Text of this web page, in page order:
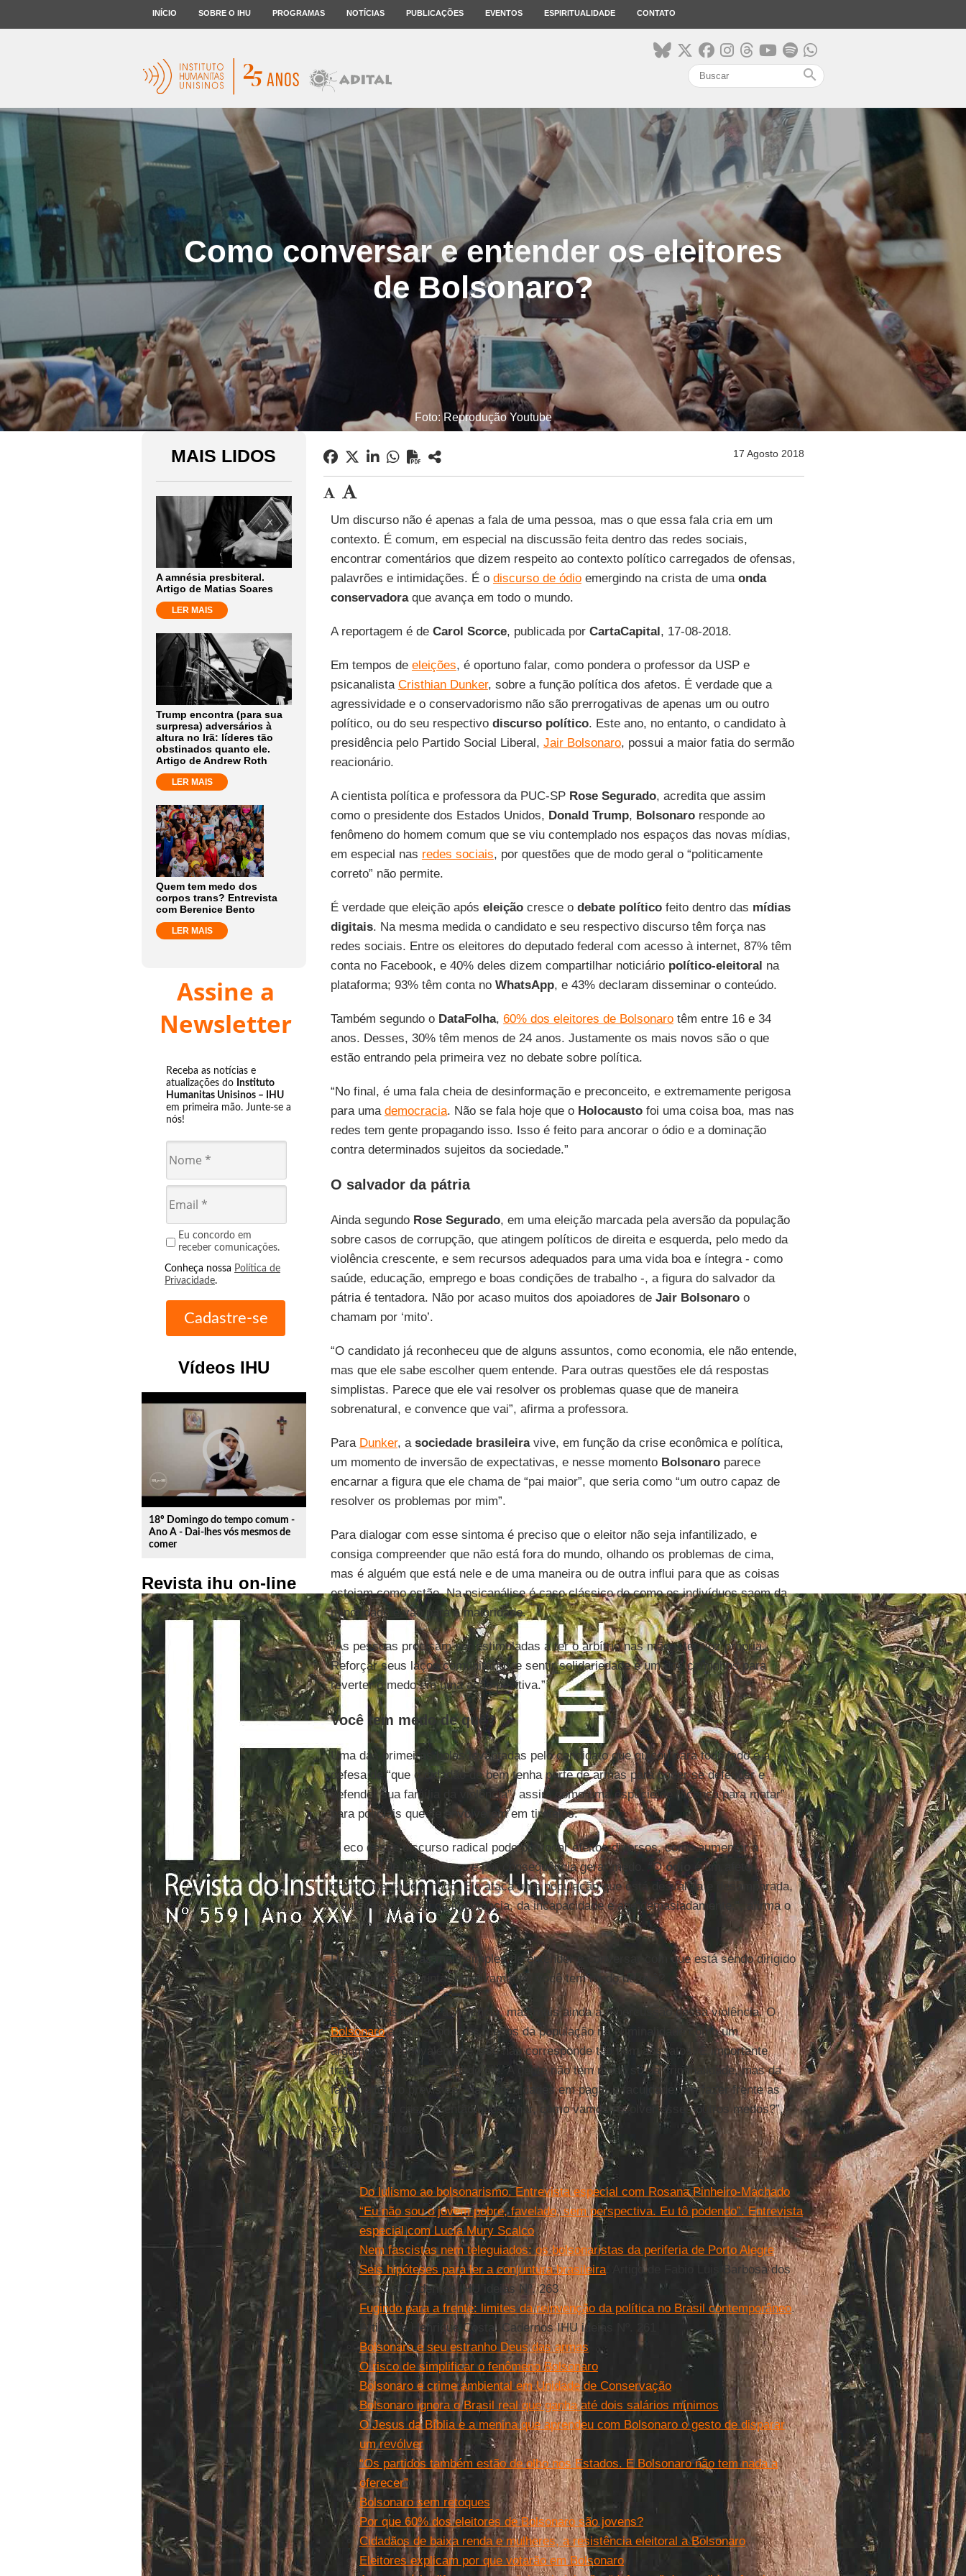
INÍCIO SOBRE O IHU PROGRAMAS NOTÍCIAS PUBLICAÇÕES EVENTOS ESPIRITUALIDADE CONTATO
search
Como conversar e entender os eleitores
de Bolsonaro?
Foto: Reprodução Youtube
MAIS LIDOS
A amnésia presbiteral.
Artigo de Matias Soares
LER MAIS
Trump encontra (para sua
surpresa) adversários à
altura no Irã: líderes tão
obstinados quanto ele.
Artigo de Andrew Roth
LER MAIS
Quem tem medo dos
corpos trans? Entrevista
com Berenice Bento
LER MAIS
Assine a
Newsletter
Receba as notícias e
atualizações do Instituto
Humanitas Unisinos – IHU
em primeira mão. Junte-se a
nós!
Eu concordo em
receber comunicações.
Conheça nossa Política de
Privacidade.
Vídeos IHU
play_circle_outline
18º Domingo do tempo comum -
Ano A - Dai-lhes vós mesmos de
comer
Revista ihu on-line
17 Agosto 2018
Um discurso não é apenas a fala de uma pessoa, mas o que essa fala cria em um
contexto. É comum, em especial na discussão feita dentro das redes sociais,
encontrar comentários que dizem respeito ao contexto político carregados de ofensas,
palavrões e intimidações. É o discurso de ódioemergindo na crista de uma onda
conservadoraque avança em todo o mundo.
A reportagem é de Carol Scorce, publicada por CartaCapital, 17-08-2018.
Em tempos de eleições, é oportuno falar, como pondera o professor da USP e
psicanalista Cristhian Dunker, sobre a função política dos afetos. É verdade que a
agressividade e o conservadorismo não são prerrogativas de apenas um ou outro
político, ou do seu respectivo discurso político. Este ano, no entanto, o candidato à
presidência pelo Partido Social Liberal, Jair Bolsonaro, possui a maior fatia do sermão
reacionário.
A cientista política e professora da PUC-SP Rose Segurado, acredita que assim
como o presidente dos Estados Unidos, Donald Trump, Bolsonaroresponde ao
fenômeno do homem comum que se viu contemplado nos espaços das novas mídias,
em especial nas redes sociais, por questões que de modo geral o “politicamente
correto” não permite.
É verdade que eleição após eleiçãocresce o debate políticofeito dentro das mídias
digitais. Na mesma medida o candidato e seu respectivo discurso têm força nas
redes sociais. Entre os eleitores do deputado federal com acesso à internet, 87% têm
conta no Facebook, e 40% deles dizem compartilhar noticiário político-eleitoral na
plataforma; 93% têm conta no WhatsApp, e 43% declaram disseminar o conteúdo.
Também segundo o DataFolha, 60% dos eleitores de Bolsonarotêm entre 16 e 34
anos. Desses, 30% têm menos de 24 anos. Justamente os mais novos são o que
estão entrando pela primeira vez no debate sobre política.
“No final, é uma fala cheia de desinformação e preconceito, e extremamente perigosa
para uma democracia. Não se fala hoje que o Holocaustofoi uma coisa boa, mas nas
redes tem gente propagando isso. Isso é feito para ancorar o ódio e a dominação
contra determinados sujeitos da sociedade.”
O salvador da pátria
Ainda segundo Rose Segurado, em uma eleição marcada pela aversão da população
sobre casos de corrupção, que atingem políticos de direita e esquerda, pelo medo da
violência crescente, e sem recursos adequados para uma vida boa e íntegra - como
saúde, educação, emprego e boas condições de trabalho -, a figura do salvador da
pátria é tentadora. Não por acaso muitos dos apoiadores de Jair Bolsonaroo
chamam por ‘mito’.
“O candidato já reconheceu que de alguns assuntos, como economia, ele não entende,
mas que ele sabe escolher quem entende. Para outras questões ele dá respostas
simplistas. Parece que ele vai resolver os problemas quase que de maneira
sobrenatural, e convence que vai”, afirma a professora.
Para Dunker, a sociedade brasileiravive, em função da crise econômica e política,
um momento de inversão de expectativas, e nesse momento Bolsonaroparece
encarnar a figura que ele chama de “pai maior”, que seria como “um outro capaz de
resolver os problemas por mim”.
Para dialogar com esse sintoma é preciso que o eleitor não seja infantilizado, e
consiga compreender que não está fora do mundo, olhando os problemas de cima,
mas é alguém que está nele e de uma maneira ou de outra influi para que as coisas
estejam como estão. Na psicanálise é caso clássico de como os indivíduos saem da
minoridade e vão para a maioridade.
“As pessoas precisam ser estimuladas a ter o arbítrio nas mãos, ter voz própria.
Reforçar seus laços comunitários e sentir solidariedade é um dos caminhos para
reverter o medo em uma ação positiva.”
Você tem medo de quê?
Uma das primeiras bolas levantadas pelo candidato que quicou para todo lado é a
defesa de “que o cidadão de bem tenha porte de armas para poder se defender e
defender sua família da violência”, assim como uma espécie de “licença para matar”
para policiais que se envolverem em tiroteios.
O eco desse discurso radical pode provocar efeitos diversos, como aumentar a
sensação de insegurança e por consequência gerar medo. “Oódio
é um afeto
complementar do medo. Ele ataca uma população que está desvalida e desamparada,
e que pelo ódio sai da impotência, da incapacidade e age demasiadamente.”, afirma o
psicanalista.
Uma das maneiras mais simples de entender e conversar com que está sendo dirigido
pelo medo é perguntar objetivamente: você tem medo de quê?
“As pessoas temem a violência, mas mais ainda a repercussão dessa violência. O
Bolsonaroaglutina todos os medos da população na criminalidade como um
argumento monovalente, e isso não corresponde tão bem aos fatos. É importante
tratar o medo diversificando ele. A gente não tem medo só da criminalidade, mas da
falta de futuro previsível, das dificuldades em pagar a faculdade, em fazer frente as
contadas da casa. E então questionar, como vamos resolver esses outros medos?”,
explica
Dunker
Leia mais
Do lulismo ao bolsonarismo. Entrevista especial com Rosana Pinheiro-Machado
“Eu não sou o jovem pobre, favelado, sem perspectiva. Eu tô podendo”. Entrevista
especial com Lucia Mury Scalco
Nem fascistas nem teleguiados: os bolsonaristas da periferia de Porto Alegre
Seis hipóteses para ler a conjuntura brasileira. Artigo de Fabio Luis Barbosa dos
Santos. Cadernos IHU ideias Nº. 263
Fugindo para a frente: limites da reinvenção da política no Brasil contemporâneo.
Artigo de Henrique Costa. Cadernos IHU ideias Nº. 261
Bolsonaro e seu estranho Deus das armas
O risco de simplificar o fenômeno Bolsonaro
Bolsonaro e crime ambiental em Unidade de Conservação
Bolsonaro ignora o Brasil real que ganha até dois salários mínimos
O Jesus da Bíblia e a menina que aprendeu com Bolsonaro o gesto de disparar
um revólver
“Os partidos também estão de olho nos Estados. E Bolsonaro não tem nada a
oferecer”
Bolsonaro sem retoques
Por que 60% dos eleitores de Bolsonaro são jovens?
Cidadãos de baixa renda e mulheres, a resistência eleitoral a Bolsonaro
Eleitores explicam por que votarão em Bolsonaro